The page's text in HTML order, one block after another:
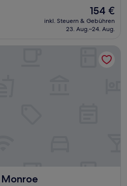
Der
Preis
beträgt
154 €
inkl. Steuern & Gebühren
23. Aug.–24. Aug.
Monroe